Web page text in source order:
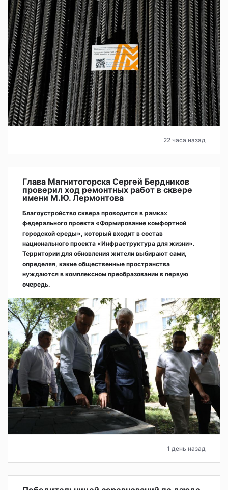
22 часа назад
Глава Магнитогорска Сергей Бердников
проверил ход ремонтных работ в сквере
имени М.Ю. Лермонтова
Благоустройство сквера проводится в рамках
федерального проекта «Формирование комфортной
городской среды», который входит в состав
национального проекта «Инфраструктура для жизни».
Территории для обновления жители выбирают сами,
определяя, какие общественные пространства
нуждаются в комплексном преобразовании в первую
очередь.
1 день назад